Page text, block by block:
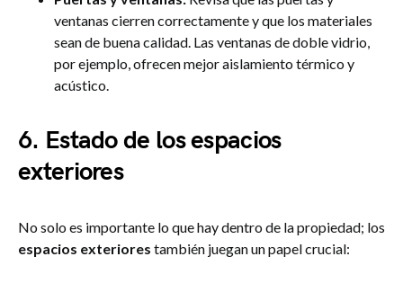
ventanas cierren correctamente y que los materiales
sean de buena calidad. Las ventanas de doble vidrio,
por ejemplo, ofrecen mejor aislamiento térmico y
acústico.
6. Estado de los espacios
exteriores
No solo es importante lo que hay dentro de la propiedad; los
espacios exteriores también juegan un papel crucial: